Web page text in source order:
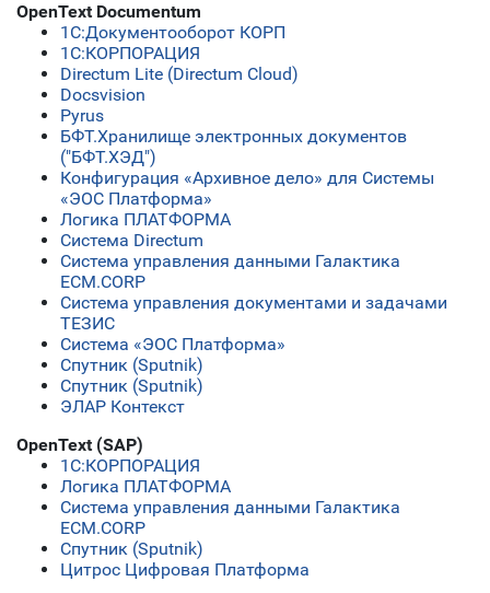
OpenText Documentum
1C:Документооборот КОРП
1С:КОРПОРАЦИЯ
Directum Lite (Directum Cloud)
Docsvision
Pyrus
БФТ.Хранилище электронных документов
("БФТ.ХЭД")
Конфигурация «Архивное дело» для Системы
«ЭОС Платформа»
Логика ПЛАТФОРМА
Система Directum
Система управления данными Галактика
ECM.CORP
Система управления документами и задачами
ТЕЗИС
Система «ЭОС Платформа»
Спутник (Sputnik)
Спутник (Sputnik)
ЭЛАР Контекст
OpenText (SAP)
1С:КОРПОРАЦИЯ
Логика ПЛАТФОРМА
Система управления данными Галактика
ECM.CORP
Спутник (Sputnik)
Цитрос Цифровая Платформа